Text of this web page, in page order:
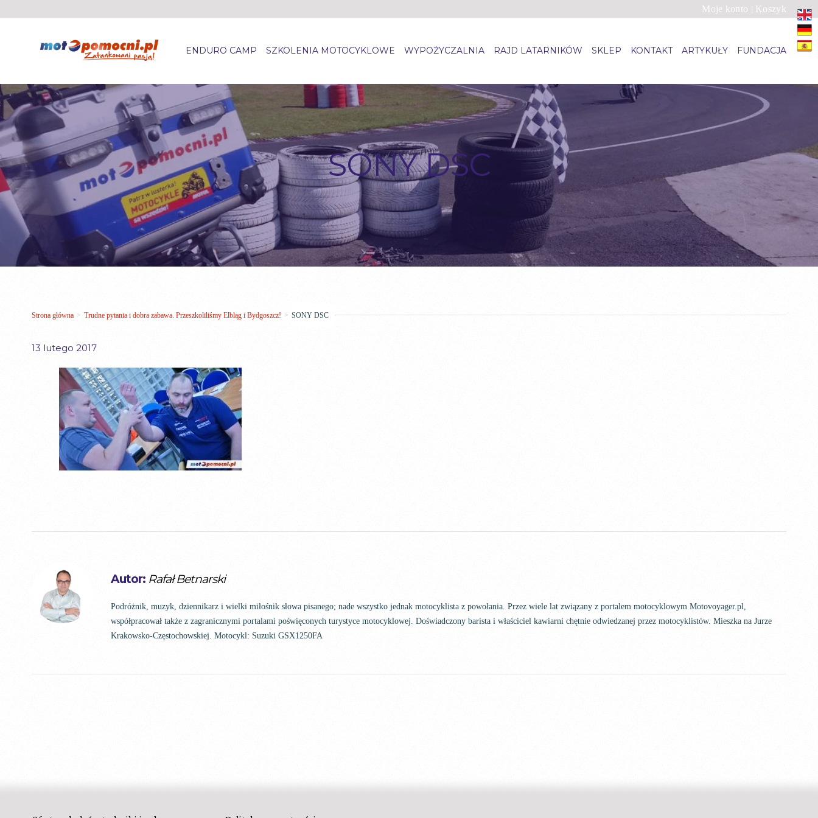
Moje konto | Koszyk
ENDURO CAMP SZKOLENIA MOTOCYKLOWE WYPOŻYCZALNIA RAJD LATARNIKÓW SKLEP KONTAKT ARTYKUŁY FUNDACJA
SONY DSC
Strona główna > Trudne pytania i dobra zabawa. Przeszkoliliśmy Elbląg i Bydgoszcz! > SONY DSC
13 lutego 2017
Autor: Rafał Betnarski
Podróżnik, muzyk, dziennikarz i wielki miłośnik słowa pisanego; nade wszystko jednak motocyklista z powołania. Przez wiele lat związany z portalem motocyklowym Motovoyager.pl,
współpracował także z zagranicznymi portalami poświęconych turystyce motocyklowej. Doświadczony barista i właściciel kawiarni chętnie odwiedzanej przez motocyklistów. Mieszka na Jurze
Krakowsko-Częstochowskiej. Motocykl: Suzuki GSX1250FA